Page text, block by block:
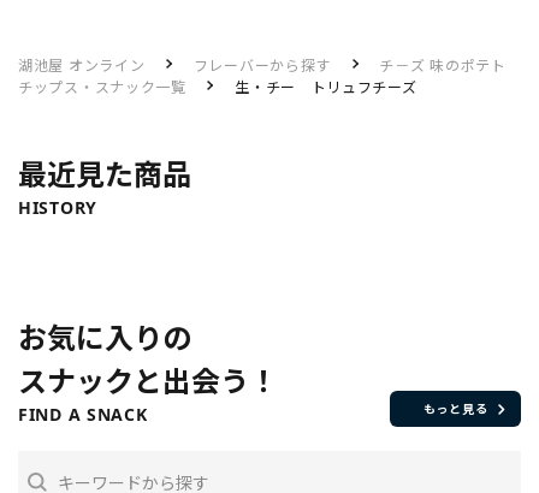
湖池屋 オンライン フレーバーから探す
チ－ズ 味のポテト
チップス・スナック一覧
生・チー トリュフチーズ
最近見た商品
HISTORY
お気に入りの
スナックと出会う！
FIND A SNACK もっと見る